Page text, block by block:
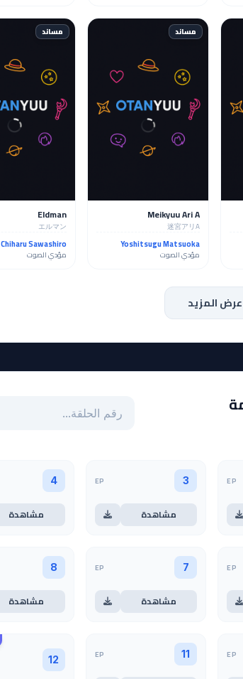
مساند
Meikyuu Ari A
迷宮アリA
Yoshitsugu Matsuoka
مؤدي الصوت
مساند
Eldman
エルマン
Chiharu Sawashiro
مؤدي الصوت
عرض المزيد
بحث عن حلقة بالرقم
EP
3
EP
مشاهدة
4
مشاهدة
EP
7
EP
مشاهدة
8
مشاهدة
EP
11
EP
12